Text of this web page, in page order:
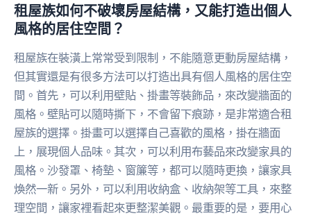
租屋族如何不破壞房屋結構，又能打造出個人
風格的居住空間？
租屋族在裝潢上常常受到限制，不能隨意更動房屋結構，
但其實還是有很多方法可以打造出具有個人風格的居住空
間。首先，可以利用壁貼、掛畫等裝飾品，來改變牆面的
風格。壁貼可以隨時撕下，不會留下痕跡，是非常適合租
屋族的選擇。掛畫可以選擇自己喜歡的風格，掛在牆面
上，展現個人品味。其次，可以利用布藝品來改變家具的
風格。沙發罩、椅墊、窗簾等，都可以隨時更換，讓家具
煥然一新。另外，可以利用收納盒、收納架等工具，來整
理空間，讓家裡看起來更整潔美觀。最重要的是，要用心